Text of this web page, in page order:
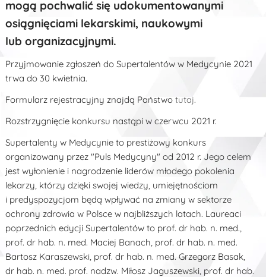
mogą pochwalić się udokumentowanymi
osiągnięciami lekarskimi, naukowymi
lub organizacyjnymi.
Przyjmowanie zgłoszeń do Supertalentów w Medycynie 2021
trwa do 30 kwietnia.
Formularz rejestracyjny znajdą Państwotutaj.
Rozstrzygnięcie konkursu nastąpi w czerwcu 2021 r.
Supertalenty w Medycynie to prestiżowy konkurs
organizowany przez "Puls Medycyny" od 2012 r. Jego celem
jest wyłonienie i nagrodzenie liderów młodego pokolenia
lekarzy, którzy dzięki swojej wiedzy, umiejętnościom
i predyspozycjom będą wpływać na zmiany w sektorze
ochrony zdrowia w Polsce w najbliższych latach. Laureaci
poprzednich edycji Supertalentów to prof. dr hab. n. med.,
prof. dr hab. n. med. Maciej Banach, prof. dr hab. n. med.
Bartosz Karaszewski, prof. dr hab. n. med. Grzegorz Basak,
dr hab. n. med. prof. nadzw. Miłosz Jaguszewski, prof. dr hab.